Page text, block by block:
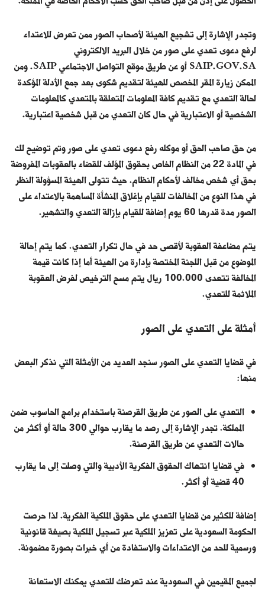
وتجدر الإشارة إلى تشجيع الهيئة لأصحاب الصور ممن تعرض للاعتداء
لرفع دعوى تعدي على صور من خلال البريد الالكتروني
SAIP.GOV.SA أو عن طريق موقع التواصل الاجتماعي SAIP. ومن
الممكن زيارة المقر المخصص للهيئة لتقديم شكوى بعد جمع الأدلة المؤكدة
لحالة التعدي مع تقديم كافة المعلومات المتعلقة بالمتعدي كالمعلومات
الشخصية أو الاعتبارية في حال كان التعدي من قبل شخصية اعتبارية.
من حق صاحب الحق أو موكله رفع دعوى تعدي على صور وتم توضيح لك
في المادة 22 من النظام الخاص بحقوق المؤلف للقضاء بالعقوبات المفروضة
بحق أي شخص مخالف لأحكام النظام. حيث تتولى الهيئة المسؤولة النظر
في هذا النوع من المخالفات للقيام بإغلاق المنشأة المساهمة بالاعتداء على
الصور مدة قدرها 60 يوم إضافة للقيام بإزالة التعدي والتشهير.
يتم مضاعفة العقوبة لأقصى حد في حال تكرار التعدي. كما يتم إحالة
الموضوع من قبل اللجنة المختصة بإدارة من الهيئة أما إذا كانت قيمة
المخالفة تتعدى 100.000 ريال يتم مسح الترخيص لفرض العقوبة
الملائمة للتعدي.
أمثلة على التعدي على الصور
في قضايا التعدي على الصور سنجد العديد من الأمثلة التي نذكر البعض
منها:
التعدي على الصور عن طريق القرصنة باستخدام برامج الحاسوب ضمن
المملكة. تجدر الإشارة إلى رصد ما يقارب حوالي 300 حالة أو أكثر من
حالات التعدي عن طريق القرصنة.
في قضايا انتهاك الحقوق الفكرية الأدبية والتي وصلت إلى ما يقارب
40 قضية أو أكثر.
إضافة للكثير من قضايا التعدي على حقوق الملكية الفكرية. لذا حرصت
الحكومة السعودية على تعزيز الملكية عبر تسجيل الملكية بصيغة قانونية
ورسمية للحد من الاعتداءات والاستفادة من أي خبرات بصورة مضمونة.
لجميع المقيمين في السعودية عند تعرضك للتعدي يمكنك الاستعانة